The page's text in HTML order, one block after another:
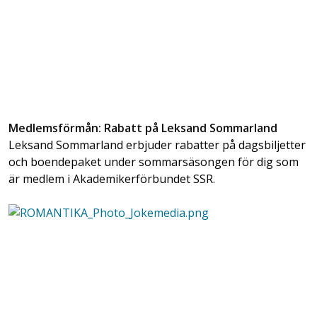
Medlemsförmån: Rabatt på Leksand Sommarland
Leksand Sommarland erbjuder rabatter på dagsbiljetter
och boendepaket under sommarsäsongen för dig som
är medlem i Akademikerförbundet SSR.